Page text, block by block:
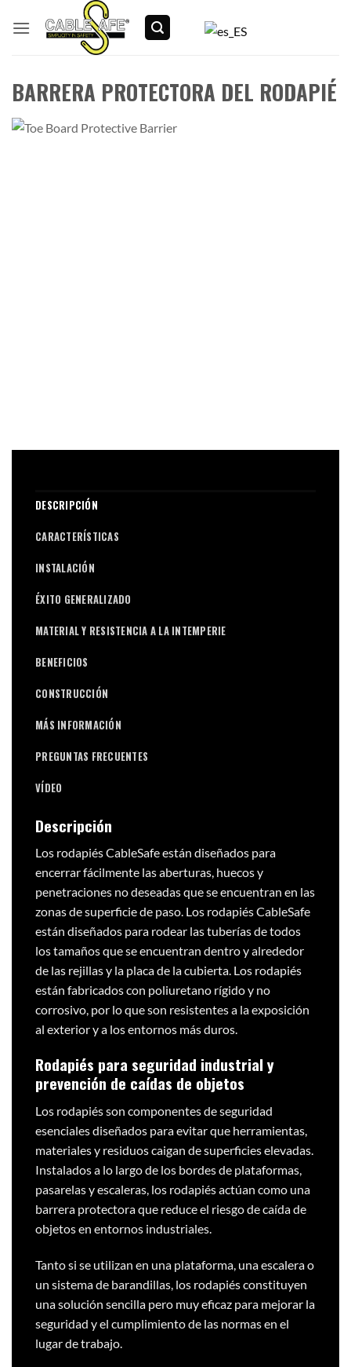
BARRERA PROTECTORA DEL RODAPIÉ
DESCRIPCIÓN
CARACTERÍSTICAS
INSTALACIÓN
ÉXITO GENERALIZADO
MATERIAL Y RESISTENCIA A LA INTEMPERIE
BENEFICIOS
CONSTRUCCIÓN
MÁS INFORMACIÓN
PREGUNTAS FRECUENTES
VÍDEO
Descripción
Los rodapiés CableSafe están diseñados para
encerrar fácilmente las aberturas, huecos y
penetraciones no deseadas que se encuentran en las
zonas de superficie de paso. Los rodapiés CableSafe
están diseñados para rodear las tuberías de todos
los tamaños que se encuentran dentro y alrededor
de las rejillas y la placa de la cubierta. Los rodapiés
están fabricados con poliuretano rígido y no
corrosivo, por lo que son resistentes a la exposición
al exterior y a los entornos más duros.
Rodapiés para seguridad industrial y
prevención de caídas de objetos
Los rodapiés son componentes de seguridad
esenciales diseñados para evitar que herramientas,
materiales y residuos caigan de superficies elevadas.
Instalados a lo largo de los bordes de plataformas,
pasarelas y escaleras, los rodapiés actúan como una
barrera protectora que reduce el riesgo de caída de
objetos en entornos industriales.
Tanto si se utilizan en una plataforma, una escalera o
un sistema de barandillas, los rodapiés constituyen
una solución sencilla pero muy eficaz para mejorar la
seguridad y el cumplimiento de las normas en el
lugar de trabajo.